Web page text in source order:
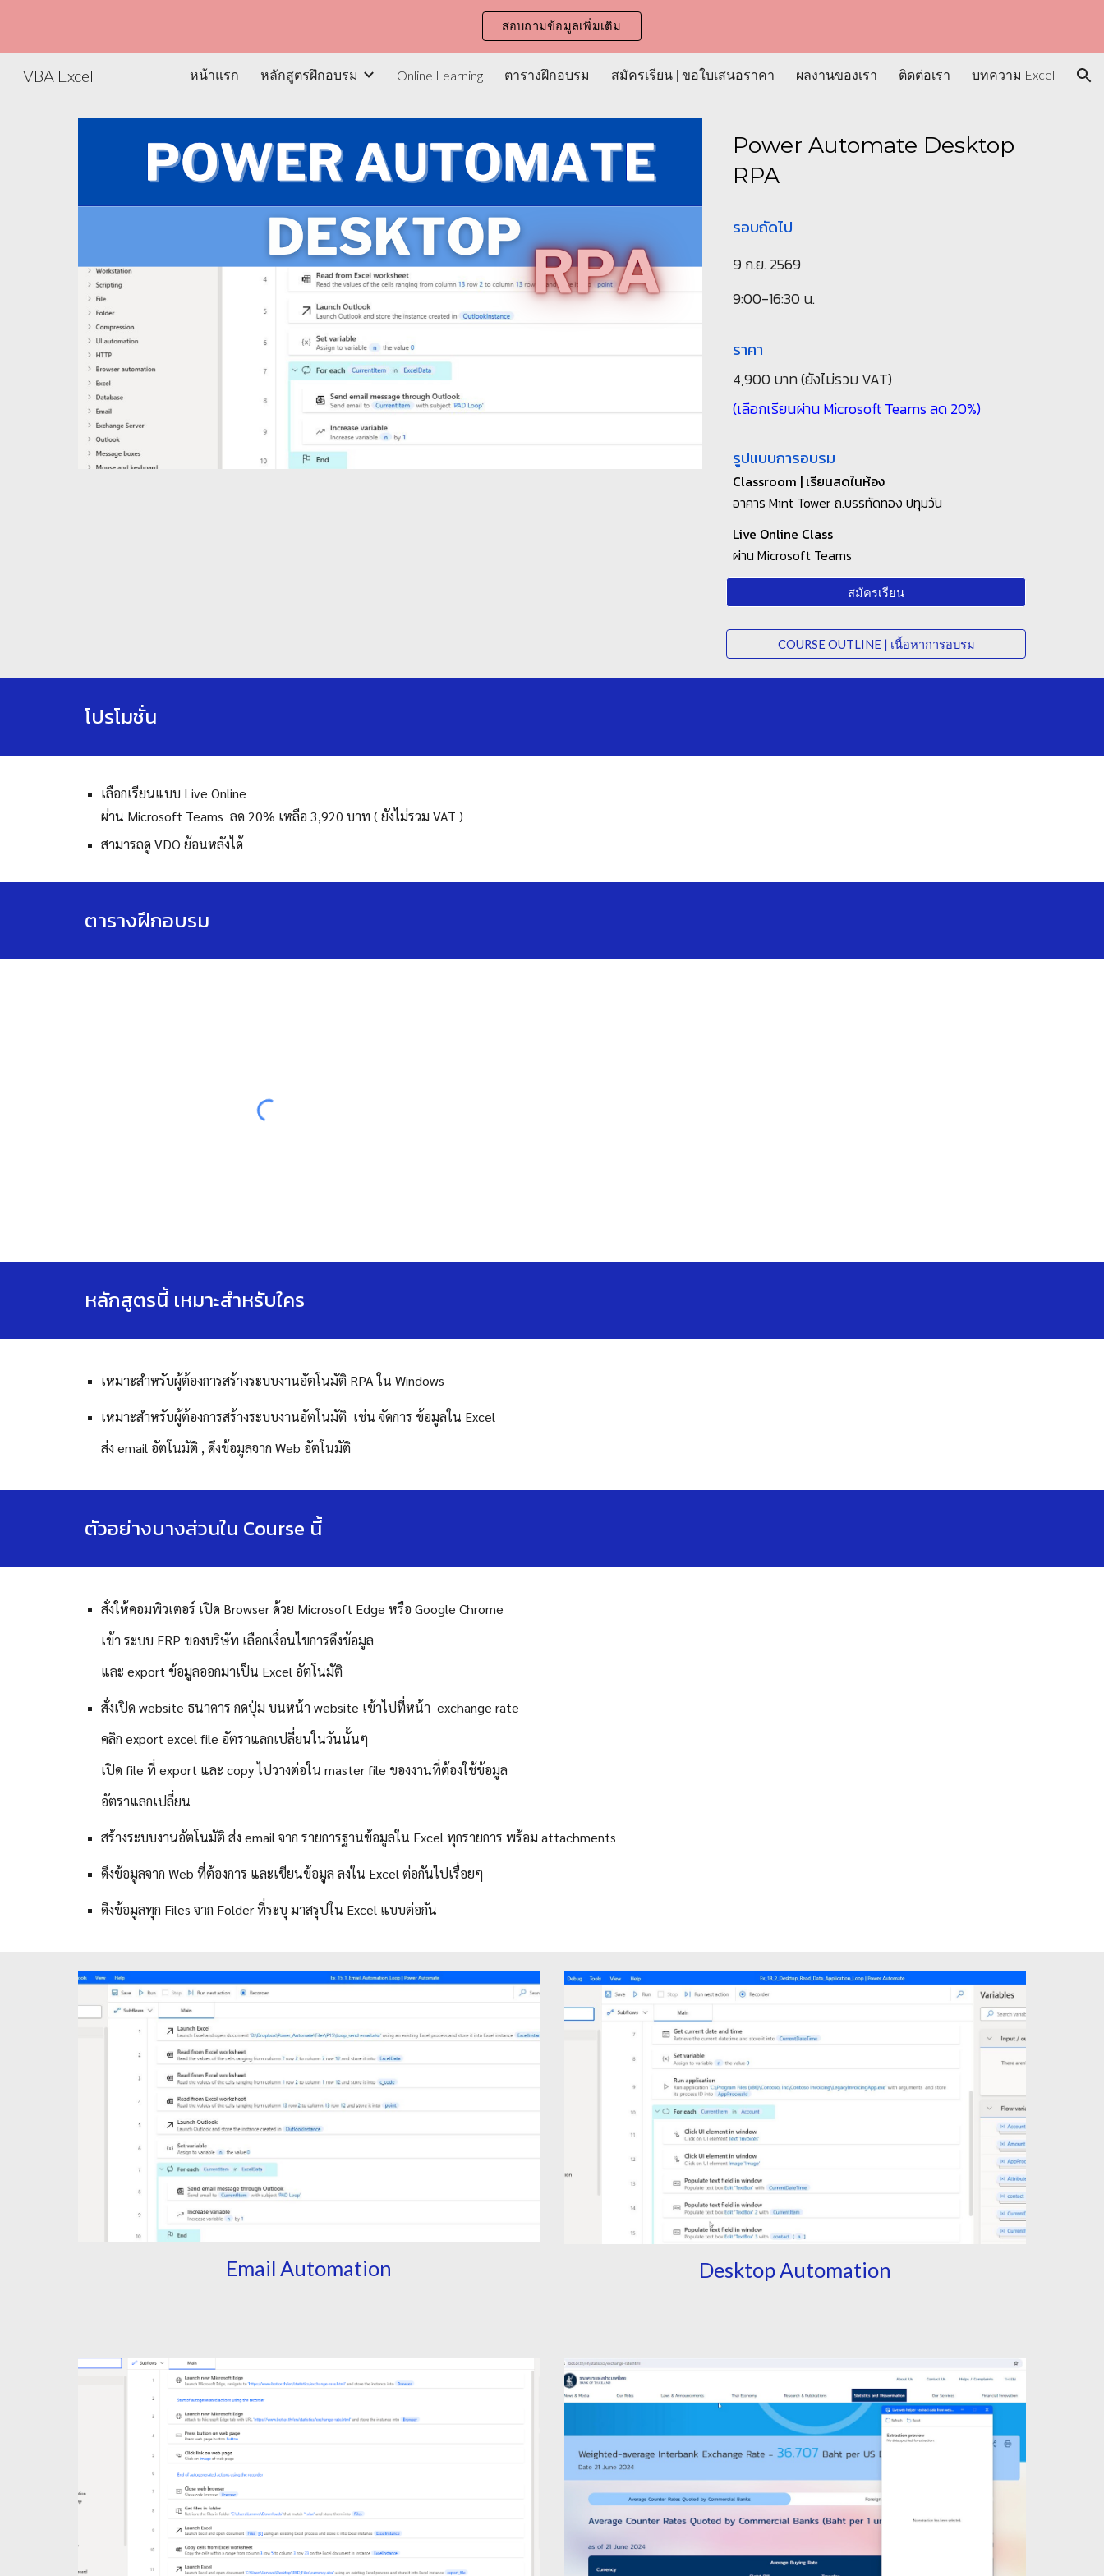
สอบถามข้อมูลเพิ่มเติม
VBA Excel หน้าแรก หลักสูตรฝึกอบรม Online Learning ตารางฝึกอบรม สมัครเรียน | ขอใบเสนอราคา ผลงานของเรา ติดต่อเรา บทความ Excel
Power Automate Desktop
RPA
รอบถัดไป
9 ก.ย. 2569
9:00-16:30 น.
ราคา
4,900 บาท (ยังไม่รวม VAT)
(เลือกเรียนผ่าน Microsoft Teams ลด 20%)
รูปแบบการอบรม
Classroom | เรียนสดในห้อง
อาคาร Mint Tower ถ.บรรทัดทอง ปทุมวัน
Live Online Class
ผ่าน Microsoft Teams
สมัครเรียน
COURSE OUTLINE | เนื้อหาการอบรม
โปรโมชั่น
เลือกเรียนแบบ Live Online
ผ่าน Microsoft Teams ลด 20% เหลือ 3,920 บาท ( ยังไม่รวม VAT )
สามารถดู VDO ย้อนหลังได้
ตารางฝึกอบรม
หลักสูตรนี้ เหมาะสำหรับใคร
เหมาะสำหรับผู้ต้องการสร้างระบบงานอัตโนมัติ RPA ใน Windows
เหมาะสำหรับผู้ต้องการสร้างระบบงานอัตโนมัติ เช่น จัดการ ข้อมูลใน Excel
ส่ง email อัตโนมัติ , ดึงข้อมูลจาก Web อัตโนมัติ
ตัวอย่างบางส่วนใน Course นี้
สั่งให้คอมพิวเตอร์ เปิด Browser ด้วย Microsoft Edge หรือ Google Chrome
เข้า ระบบ ERP ของบริษัท เลือกเงื่อนไขการดึงข้อมูล
และ export ข้อมูลออกมาเป็น Excel อัตโนมัติ
สั่งเปิด website ธนาคาร กดปุ่ม บนหน้า website เข้าไปที่หน้า exchange rate
คลิก export excel file อัตราแลกเปลี่ยนในวันนั้นๆ
เปิด file ที่ export และ copy ไปวางต่อใน master file ของงานที่ต้องใช้ข้อมูล
อัตราแลกเปลี่ยน
สร้างระบบงานอัตโนมัติ ส่ง email จาก รายการฐานข้อมูลใน Excel ทุกรายการ พร้อม attachments
ดึงข้อมูลจาก Web ที่ต้องการ และเขียนข้อมูล ลงใน Excel ต่อกันไปเรื่อยๆ
ดึงข้อมูลทุก Files จาก Folder ที่ระบุ มาสรุปใน Excel แบบต่อกัน
Email Automation Desktop Automation